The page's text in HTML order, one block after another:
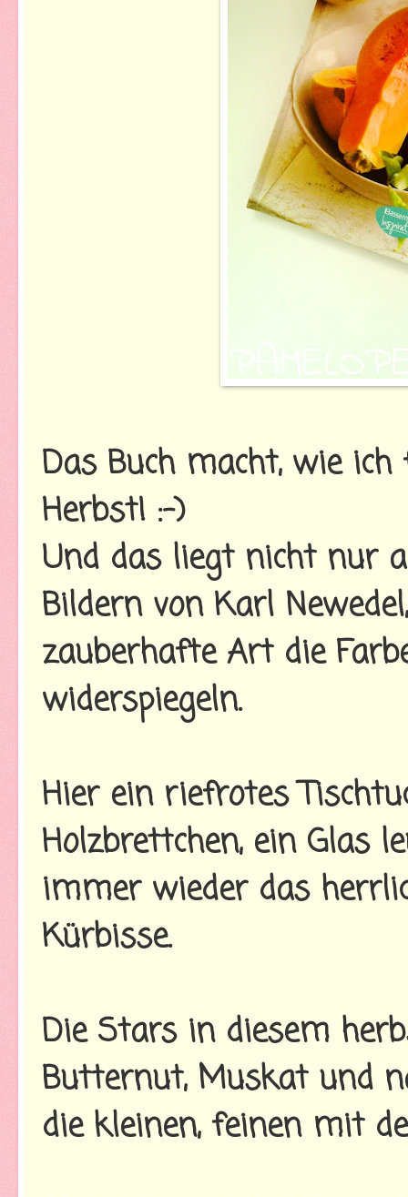
Das Buch macht, wie
Herbst! :-)
Und das liegt nicht nur
Bildern von Karl
zauberhafte Art die
widerspiegeln.
Hier ein riefrotes
Holzbrettchen, ein Glas
immer wieder das
Kürbisse.
Die Stars in diesem
Butternut, Muskat und
die kleinen, feinen mit